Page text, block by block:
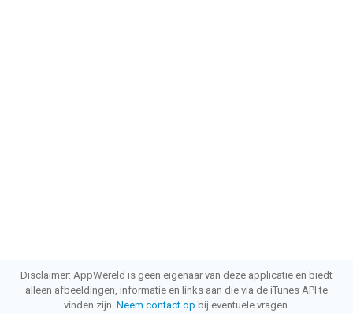
Disclaimer: AppWereld is geen eigenaar van deze applicatie en biedt
alleen afbeeldingen, informatie en links aan die via de iTunes API te
vinden zijn. Neem contact op bij eventuele vragen.